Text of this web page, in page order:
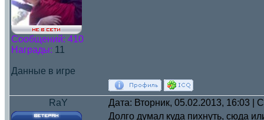
Сообщений: 410
Награды: 11
Данные в игре
RaY
Дата: Вторник, 05.02.2013, 16:03 |
Долго думал куда пихнуть, сюда